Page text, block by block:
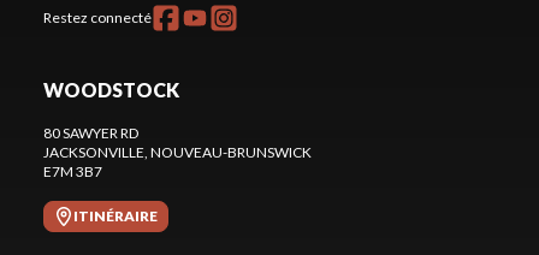
Restez connecté
WOODSTOCK
80 SAWYER RD
JACKSONVILLE , NOUVEAU-BRUNSWICK
E7M 3B7
ITINÉRAIRE